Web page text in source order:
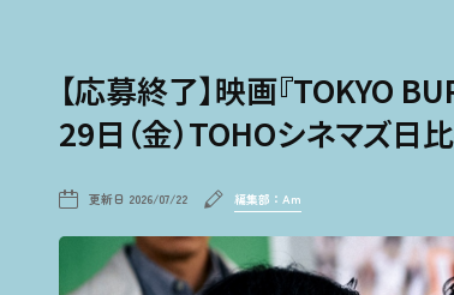
【応募終了】映画『TOKYO
29日（金）TOHOシネマズ日
更新日 2026/07/22 編集部：Am